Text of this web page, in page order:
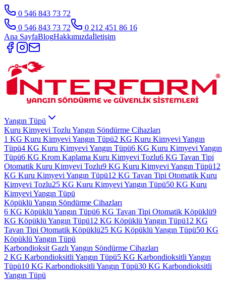
0 546 843 73 72
0 546 843 73 72
0 212 451 86 16
Ana SayfaBlogHakkımızdaİletişim
Yangın Tüpü
Kuru Kimyevi Tozlu Yangın Söndürme Cihazları
1 KG Kuru Kimyevi Yangın Tüpü2 KG Kuru Kimyevi Yangın
Tüpü4 KG Kuru Kimyevi Yangın Tüpü6 KG Kuru Kimyevi Yangın
Tüpü6 KG Krom Kaplama Kuru Kimyevi Tozlu6 KG Tavan Tipi
Otomatik Kuru Kimyevi Tozlu9 KG Kuru Kimyevi Yangın Tüpü12
KG Kuru Kimyevi Yangın Tüpü12 KG Tavan Tipi Otomatik Kuru
Kimyevi Tozlu25 KG Kuru Kimyevi Yangın Tüpü50 KG Kuru
Kimyevi Yangın Tüpü
Köpüklü Yangın Söndürme Cihazları
6 KG Köpüklü Yangın Tüpü6 KG Tavan Tipi Otomatik Köpüklü9
KG Köpüklü Yangın Tüpü12 KG Köpüklü Yangın Tüpü12 KG
Tavan Tipi Otomatik Köpüklü25 KG Köpüklü Yangın Tüpü50 KG
Köpüklü Yangın Tüpü
Karbondioksit Gazlı Yangın Söndürme Cihazları
2 KG Karbondioksitli Yangın Tüpü5 KG Karbondioksitli Yangın
Tüpü10 KG Karbondioksitli Yangın Tüpü30 KG Karbondioksitli
Yangın Tüpü